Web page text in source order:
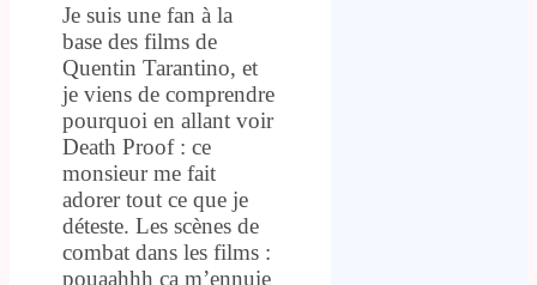
Je suis une fan à la
base des films de
Quentin Tarantino, et
je viens de comprendre
pourquoi en allant voir
Death Proof : ce
monsieur me fait
adorer tout ce que je
déteste. Les scènes de
combat dans les films :
pouaahhh ça m’ennuie